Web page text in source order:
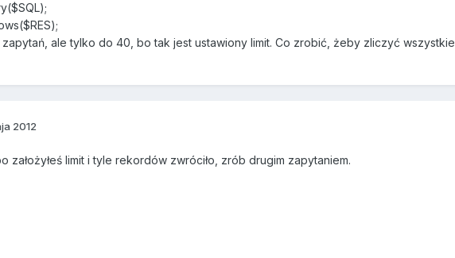
ale tylko do 40, bo tak jest ustawiony limit. Co zrobić, żeby zliczyć wszystkie
2012
założyłeś limit i tyle rekordów zwróciło, zrób drugim zapytaniem.